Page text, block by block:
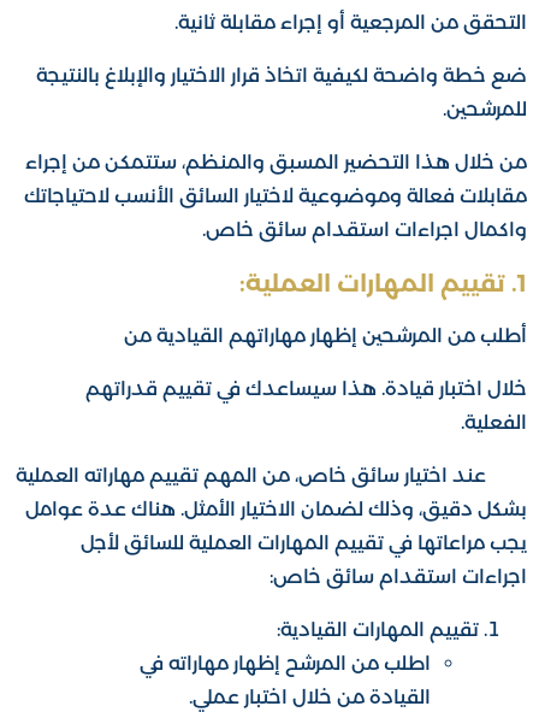
صالح النملة للاستقدام | مكتب
استقدام​
من نحن
التحقق من المرجعية أو إجراء مقابلة ثانية.
ضع خطة واضحة لكيفية اتخاذ قرار الاختيار والإبلاغ بالنتيجة
للمرشحين.
من خلال هذا التحضير المسبق والمنظم، ستتمكن من إجراء
مقابلات فعالة وموضوعية لاختيار السائق الأنسب لاحتياجاتك
واكمال اجراءات استقدام سائق خاص.
1. تقييم المهارات العملية:
أطلب من المرشحين إظهار مهاراتهم القيادية من
خلال اختبار قيادة. هذا سيساعدك في تقييم قدراتهم
الفعلية.
عند اختيار سائق خاص، من المهم تقييم مهاراته العملية
بشكل دقيق، وذلك لضمان الاختيار الأمثل. هناك عدة عوامل
يجب مراعاتها في تقييم المهارات العملية للسائق لأجل
اجراءات استقدام سائق خاص:
تقييم المهارات القيادية:
اطلب من المرشح إظهار مهاراته في
القيادة من خلال اختبار عملي.